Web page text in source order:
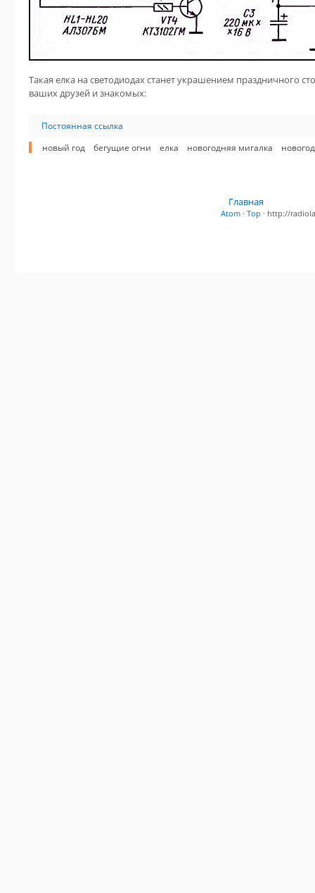
Такая елка на светодиодах станет украшением праздничного
ваших друзей и знакомых:
Постоянная ссылка
новый год
бегущие огни елка новогодняя мигалка
Главная
Atom · Top · http://